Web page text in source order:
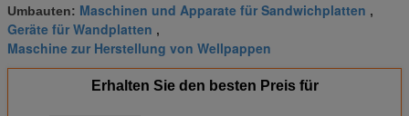
Umbauten: Maschinen und Apparate für Sandwichplatten ,
Geräte für Wandplatten ,
Maschine zur Herstellung von Wellpappen
Erhalten Sie den besten Preis für